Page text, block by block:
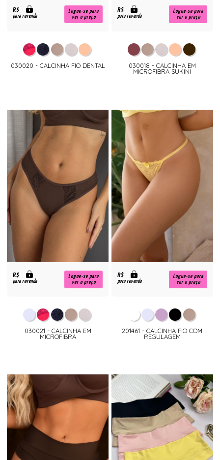
R$
para revenda
Logue-se para
ver o preço
030020 - CALCINHA FIO DENTAL
R$
para revenda
Logue-se para
ver o preço
030018 - CALCINHA EM
MICROFIBRA SUKINI
R$
para revenda
Logue-se para
ver o preço
030021 - CALCINHA EM
MICROFIBRA
R$
para revenda
Logue-se para
ver o preço
201461 - CALCINHA FIO COM
REGULAGEM